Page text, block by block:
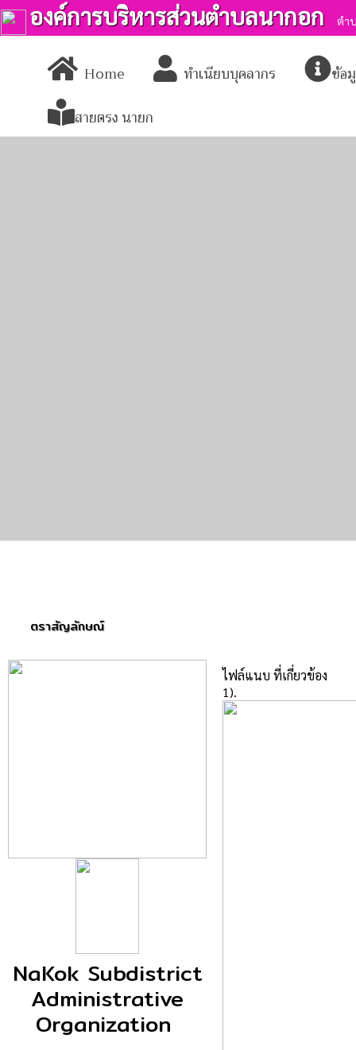
องค์การบริหารส่วนตำบลนากอก ตำ
Home ทำเนียบบุคลากร
ข้อ
สายตรง นายก
ตราสัญลักษณ์
NaKok Subdistrict
Administrative
Organization
ไฟล์แนบ ที่เกี่ยวข้อง
1).